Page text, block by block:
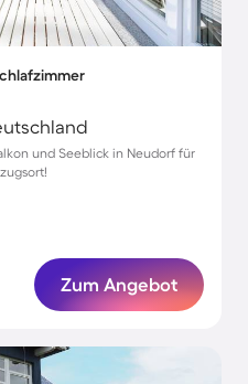
und Seeblick in Neudorf für
Zum Angebot